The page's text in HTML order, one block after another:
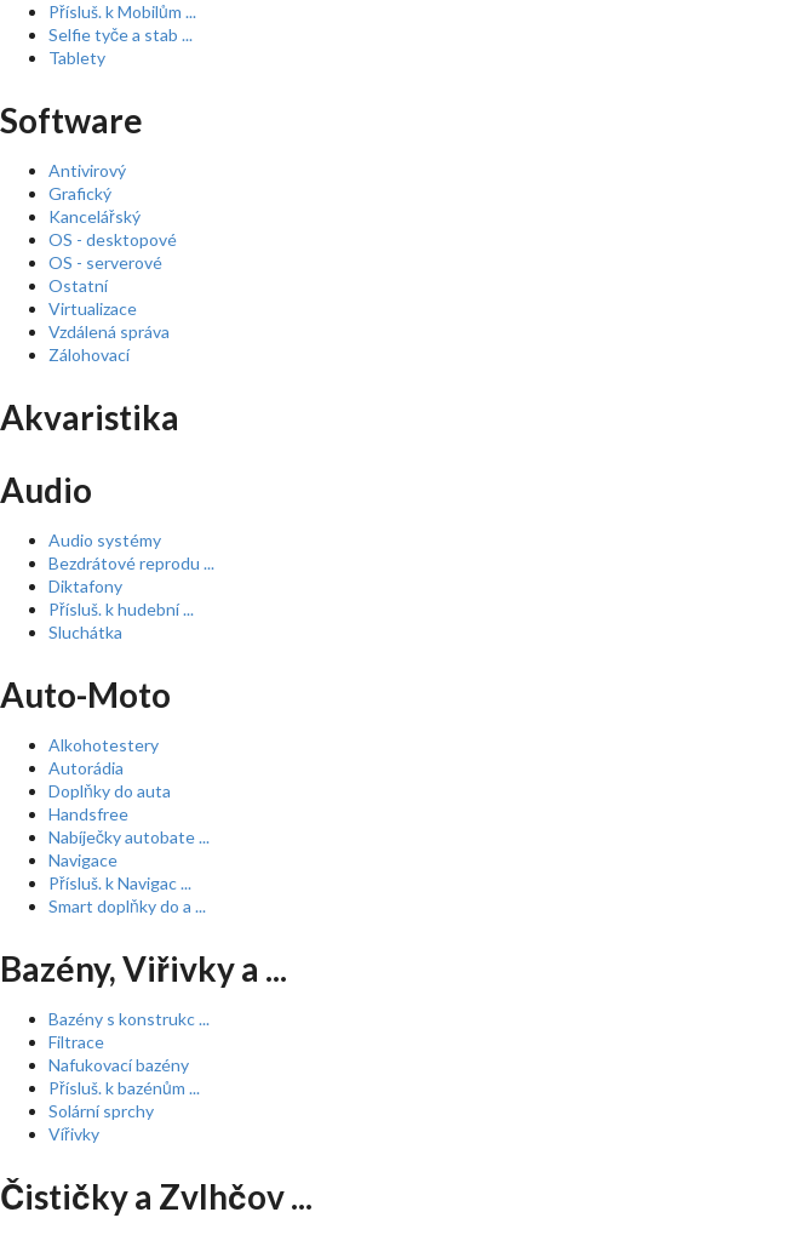
Přísluš. k Mobilům ...
Selfie tyče a stab ...
Tablety
Software
Antivirový
Grafický
Kancelářský
OS - desktopové
OS - serverové
Ostatní
Virtualizace
Vzdálená správa
Zálohovací
Akvaristika
Audio
Audio systémy
Bezdrátové reprodu ...
Diktafony
Přísluš. k hudební ...
Sluchátka
Auto-Moto
Alkohotestery
Autorádia
Doplňky do auta
Handsfree
Nabíječky autobate ...
Navigace
Přísluš. k Navigac ...
Smart doplňky do a ...
Bazény, Viřivky a ...
Bazény s konstrukc ...
Filtrace
Nafukovací bazény
Přísluš. k bazénům ...
Solární sprchy
Vířivky
Čističky a Zvlhčov ...